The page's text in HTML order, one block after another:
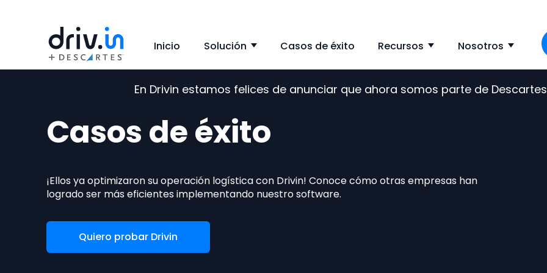
Inicio Solución Show submenu for Solución
Casos de éxito Recursos Show submenu
Nosotros
En Drivin estamos felices de anunciar que ahora somos parte de
Casos de éxito
¡Ellos ya optimizaron su operación logística con Drivin! Conoce cómo otras empresas han
logrado ser más eficientes implementando nuestro software.
Quiero probar Drivin